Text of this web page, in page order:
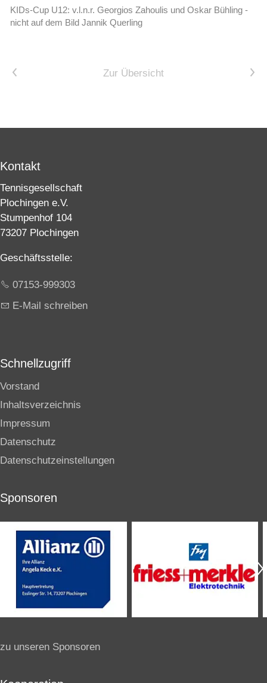
KIDs-Cup U12: v.l.n.r. Georgios Zahoulis und Oskar Bühling -
nicht auf dem Bild Jannik Querling
Vorheriger Artikel Zur Übersicht Nächster Artikel
Kontakt
Tennisgesellschaft
Plochingen e.V.
Stumpenhof 104
73207 Plochingen
Geschäftsstelle:
07153-999303
E-Mail schreiben
Schnellzugriff
Vorstand
Inhaltsverzeichnis
Impressum
Datenschutz
Datenschutzeinstellungen
Sponsoren
zu unseren Sponsoren